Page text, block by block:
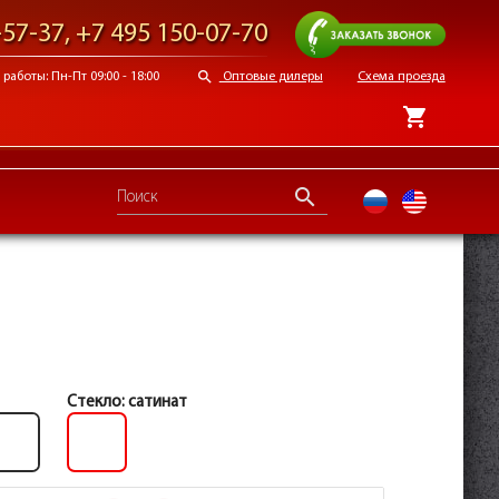
37, +7 495 150-07-70
Заказать звонок
Пн-Пт 09:00 - 18:00 search Оптовые дилеры Схема проезда
shopping_cart
search ru en
Стекло:сатинат